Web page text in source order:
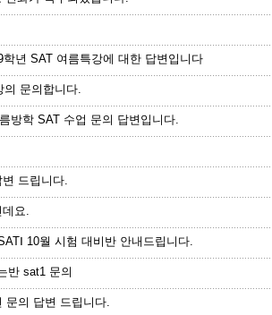
학년 SAT 여름특강에 대한 답변입니다
의 문의합니다.
방학 SAT 수업 문의 답변입니다.
드립니다.
데요.
10월 시험 대비반 안내드립니다.
반 sat1 문의
문의 답변 드립니다.